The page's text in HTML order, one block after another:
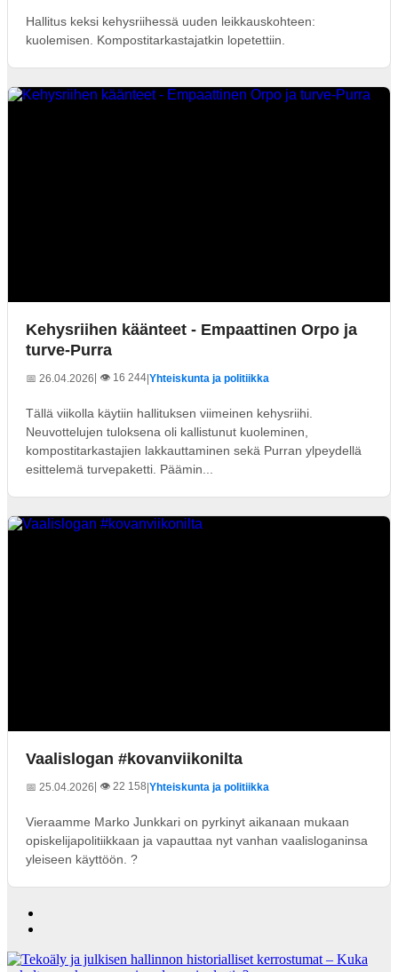
Hallitus keksi kehysriihessä uuden leikkauskohteen:
kuolemisen. Kompostitarkastajatkin lopetettiin.
Kehysriihen käänteet - Empaattinen Orpo ja
turve-Purra
📅 26.04.2026| 👁️ 16 244 Yhteiskunta ja politiikka
Tällä viikolla käytiin hallituksen viimeinen kehysriihi.
Neuvottelujen tuloksena oli kallistunut kuoleminen,
kompostitarkastajien lakkauttaminen sekä Purran ylpeydellä
esittelemä turvepaketti. Päämin...
Vaalislogan #kovanviikonilta
📅 25.04.2026| 👁️ 22 158 Yhteiskunta ja politiikka
Vieraamme Marko Junkkari on pyrkinyt aikanaan mukaan
opiskelijapolitiikkaan ja vapauttaa nyt vanhan vaalisloganinsa
yleiseen käyttöön. ?